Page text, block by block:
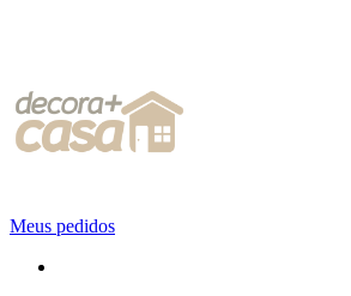
Meus pedidos